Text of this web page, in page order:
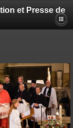
et Presse de